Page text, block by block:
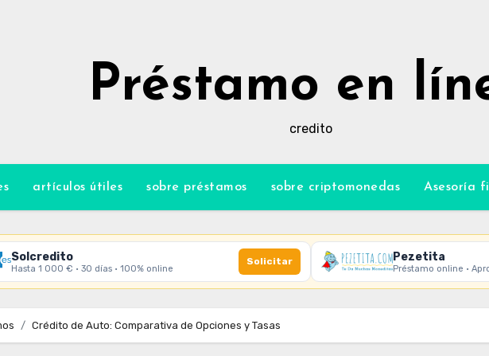
Préstamo en
credito
artículos útiles sobre préstamos sobre criptomonedas Asesoría
Solcredito
Hasta 1 000 € · 30 días · 100% online
Solicitar Pezetita
Préstamo online ·
Crédito de Auto: Comparativa de Opciones y Tasas